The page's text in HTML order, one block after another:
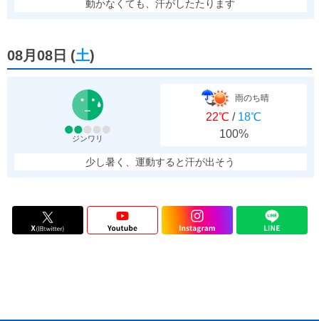
動かなくても、汗がしたたります
08月08日 (土)
ジンワリ
雨のち晴
22℃ / 18℃
100%
少し暑く、運動すると汗が出そう